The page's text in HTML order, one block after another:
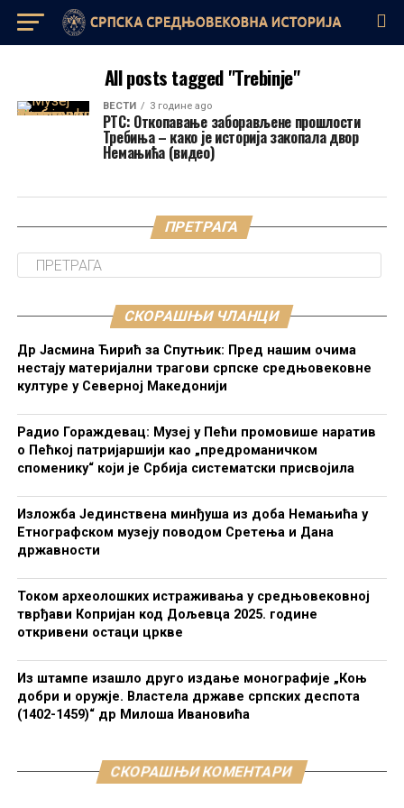
All posts tagged "Trebinje"
ВЕСТИ 3 године ago
РТС: Откопавање заборављене прошлости
Требиња – како је историја закопала двор
Немањића (видео)
ПРЕТРАГА
СКОРАШЊИ ЧЛАНЦИ
Др Јасмина Ћирић за Спутњик: Пред нашим очима
нестају материјални трагови српске средњовековне
културе у Северној Македонији
Радио Гораждевац: Музеј у Пећи промовише наратив
о Пећкој патријаршији као „предроманичком
споменику“ који је Србија систематски присвојила
Изложба Јединствена минђуша из доба Немањића у
Етнографском музеју поводом Сретења и Дана
државности
Током археолошких истраживања у средњовековној
тврђави Копријан код Дољевца 2025. године
откривени остаци цркве
Из штампе изашло друго издање монографије „Коњ
добри и оружје. Властела државе српских деспота
(1402-1459)“ др Милоша Ивановића
СКОРАШЊИ КОМЕНТАРИ